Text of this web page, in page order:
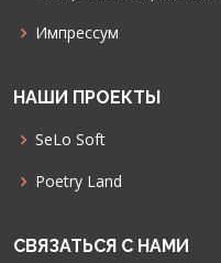
Импрессум
НАШИ ПРОЕКТЫ
SeLo Soft
Poetry Land
СВЯЗАТЬСЯ С НАМИ